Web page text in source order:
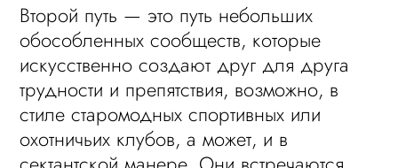
Второй путь — это путь небольших
обособленных сообществ, которые
искусственно создают друг для друга
трудности и препятствия, возможно, в
стиле старомодных спортивных или
охотничьих клубов, а может, и в